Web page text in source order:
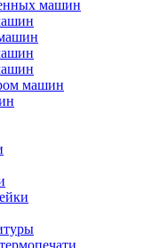
машин
машин